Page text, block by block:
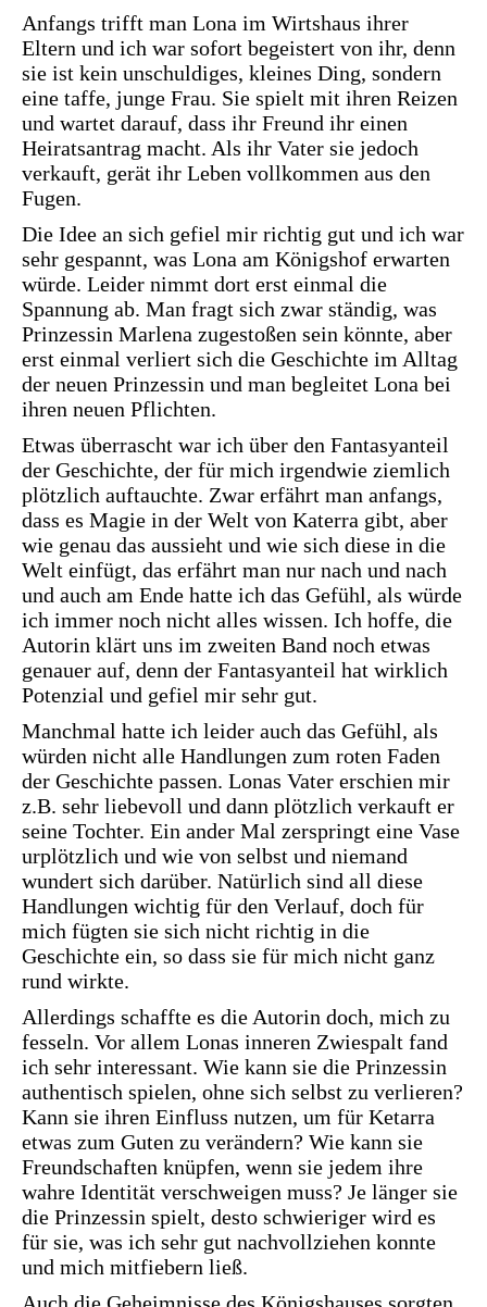
Anfangs trifft man Lona im Wirtshaus ihrer
Eltern und ich war sofort begeistert von ihr, denn
sie ist kein unschuldiges, kleines Ding, sondern
eine taffe, junge Frau. Sie spielt mit ihren Reizen
und wartet darauf, dass ihr Freund ihr einen
Heiratsantrag macht. Als ihr Vater sie jedoch
verkauft, gerät ihr Leben vollkommen aus den
Fugen.
Die Idee an sich gefiel mir richtig gut und ich war
sehr gespannt, was Lona am Königshof erwarten
würde. Leider nimmt dort erst einmal die
Spannung ab. Man fragt sich zwar ständig, was
Prinzessin Marlena zugestoßen sein könnte, aber
erst einmal verliert sich die Geschichte im Alltag
der neuen Prinzessin und man begleitet Lona bei
ihren neuen Pflichten.
Etwas überrascht war ich über den Fantasyanteil
der Geschichte, der für mich irgendwie ziemlich
plötzlich auftauchte. Zwar erfährt man anfangs,
dass es Magie in der Welt von Katerra gibt, aber
wie genau das aussieht und wie sich diese in die
Welt einfügt, das erfährt man nur nach und nach
und auch am Ende hatte ich das Gefühl, als würde
ich immer noch nicht alles wissen. Ich hoffe, die
Autorin klärt uns im zweiten Band noch etwas
genauer auf, denn der Fantasyanteil hat wirklich
Potenzial und gefiel mir sehr gut.
Manchmal hatte ich leider auch das Gefühl, als
würden nicht alle Handlungen zum roten Faden
der Geschichte passen. Lonas Vater erschien mir
z.B. sehr liebevoll und dann plötzlich verkauft er
seine Tochter. Ein ander Mal zerspringt eine Vase
urplötzlich und wie von selbst und niemand
wundert sich darüber. Natürlich sind all diese
Handlungen wichtig für den Verlauf, doch für
mich fügten sie sich nicht richtig in die
Geschichte ein, so dass sie für mich nicht ganz
rund wirkte.
Allerdings schaffte es die Autorin doch, mich zu
fesseln. Vor allem Lonas inneren Zwiespalt fand
ich sehr interessant. Wie kann sie die Prinzessin
authentisch spielen, ohne sich selbst zu verlieren?
Kann sie ihren Einfluss nutzen, um für Ketarra
etwas zum Guten zu verändern? Wie kann sie
Freundschaften knüpfen, wenn sie jedem ihre
wahre Identität verschweigen muss? Je länger sie
die Prinzessin spielt, desto schwieriger wird es
für sie, was ich sehr gut nachvollziehen konnte
und mich mitfiebern ließ.